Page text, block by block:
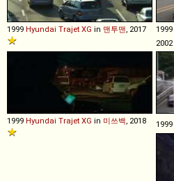
1999 Hyundai Trajet XG in 맨투맨, 2017 1999
2002
1999 Hyundai Trajet XG in 미쓰백, 2018 1999